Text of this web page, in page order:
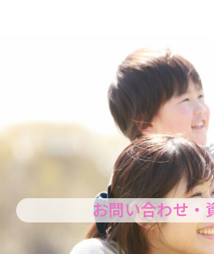
お問い合わせ・